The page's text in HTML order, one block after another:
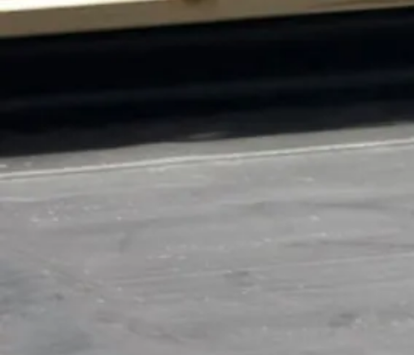
Lengte
Azalp artikelcode
EAN-code
tegen scherpe prijzen